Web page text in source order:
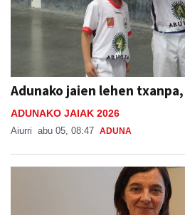
Adunako jaien lehen
ADUNAKO JAIAK 2026
Aiurri abu 05, 08:47 ADUNA